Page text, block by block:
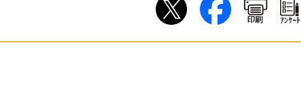
印刷 ｱﾝｹｰﾄ